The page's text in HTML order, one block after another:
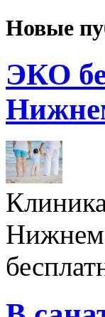
Новые
ЭКО
Нижнем